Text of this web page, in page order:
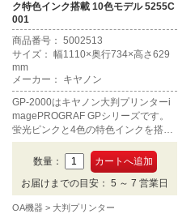
ク特色インク搭載 10色モデル 5255C
001
商品番号： 5002513
サイズ： 幅1110×奥行734×高さ629
mm
メーカー： キヤノン
GP-2000はキヤノン大判プリンターi
magePROGRAF GPシリーズです。
蛍光ピンクと4色の特色インクを搭載
し、プリント全体の明度と彩度を引き
上げ、明るくやわらかな色再現が可能
です。付加価値の高い大判プリント製
作を支援します。A1ノビまで対応し
ます。
数量：
お届けまでの目安： 5 ～ 7 営業日
OA機器 大判プリンター